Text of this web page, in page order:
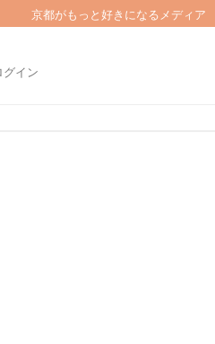
京都がもっと好きになるメディア
グイン